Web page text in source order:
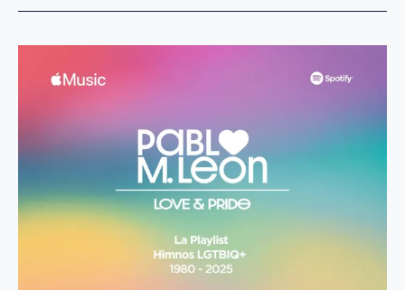
Paris
convierte
manifiesto
de
novela